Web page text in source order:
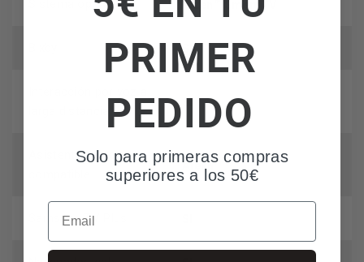
Sistema operativo Tizen™ Smart TV
SI
SI
Asistente de voz
Alexa
Samsung TV Plus
PRIMER
PEDIDO
Solo para primeras compras
superiores a los 50€
Email